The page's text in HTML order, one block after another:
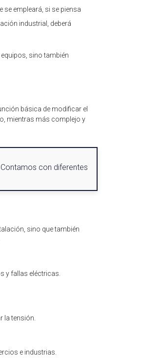
se empleará, si se piensa
industrial, deberá
sino también
básica de modificar el
mientras más complejo y
con diferentes
sino que también
y fallas eléctricas.
la tensión.
e industrias.